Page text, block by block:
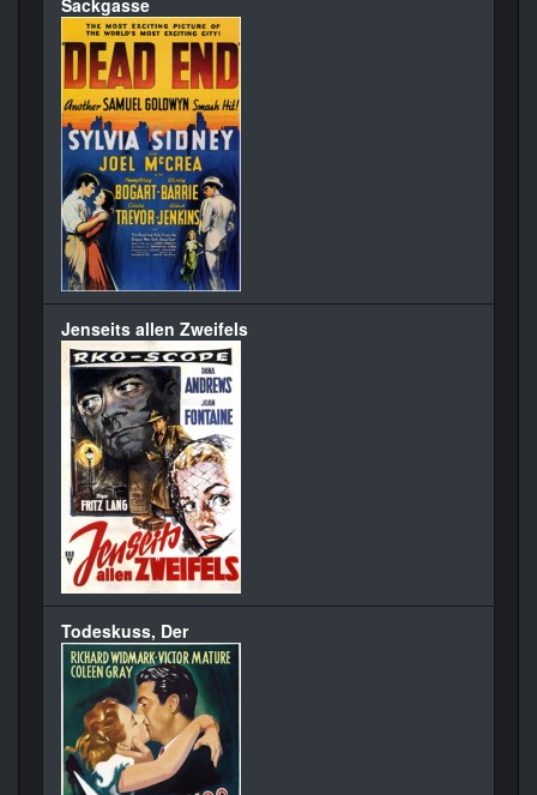
Sackgasse
Jenseits allen Zweifels
Todeskuss, Der